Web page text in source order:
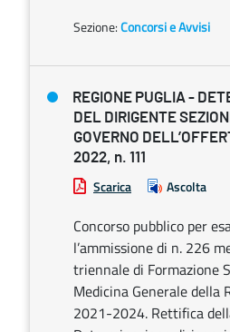
Sezione:Concorsi e Avvisi
REGIONE PUGLIA -
DEL DIRIGENTE
GOVERNO
2022, n. 111
Scarica Ascolta
Concorso pubblico per
l’ammissione di n. 226
triennale di Formazione
Medicina Generale della
2021-2024. Rettifica